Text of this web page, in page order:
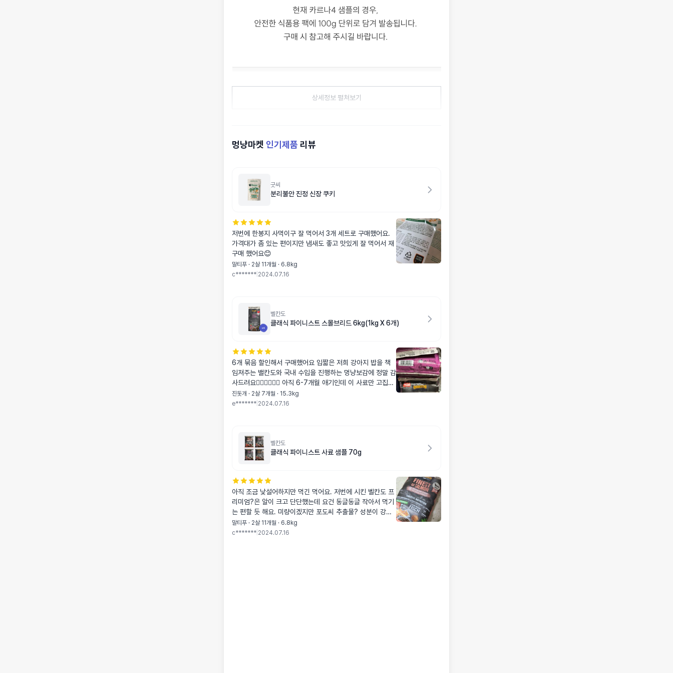
상세정보 펼쳐보기
멍냥마켓 인기제품 리뷰
굿씨
분리불안 진정 신장 쿠키
저번에 한봉지 사먹이구 잘 먹어서 3개 세트로 구매했어요.
가격대가 좀 있는 편이지만 냄새도 좋고 맛있게 잘 먹어서 재
구매 했어요😊
말티푸 · 2살 11개월 · 6.8kg
c******* 2024.07.16
벨칸도
클래식 파이니스트 스몰브리드 6kg(1kg X 6개)
6개 묶음 할인해서 구매했어요 입짧은 저희 강아지 밥을 책
임져주는 밸칸도와 국내 수입을 진행하는 멍냥보감에 정말 감
사드려요🙇🏻‍♀️🙇🏻‍♀️ 아직 6-7개월 애기인데 이 사료만 고집하
기도 하고 똥도 예쁘게 잘 나오는 편이라 앞으로 먹는데까지
는 쭉 멕이려구요
진돗개 · 2살 7개월 · 15.3kg
e******* 2024.07.16
벨칸도
클래식 파이니스트 사료 샘플 70g
아직 조금 낯설어하지만 먹긴 먹어요. 저번에 시킨 벨칸도 프
리미엄?은 알이 크고 단단했는데 요건 동글동글 작아서 먹기
는 편할 듯 해요. 미량이겠지만 포도씨 추출물? 성분이 강아
지들에게 괜찮을지..계속 먹이게 된다면 고민되는 부분일 것
같아요.
말티푸 · 2살 11개월 · 6.8kg
c******* 2024.07.16